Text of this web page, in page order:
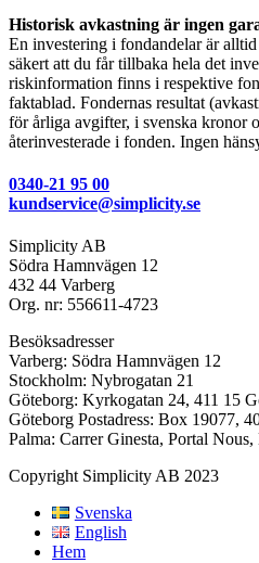
Historisk avkastning är ingen
En investering i fondandelar är
säkert att du får tillbaka hela det
riskinformation finns i respektive
faktablad. Fondernas resultat
för årliga avgifter, i svenska kronor
återinvesterade i fonden. Ingen
0340-21 95 00
kundservice@simplicity.se
Simplicity AB
Södra Hamnvägen 12
432 44 Varberg
Org. nr: 556611-4723
Besöksadresser
Varberg: Södra Hamnvägen 12
Stockholm: Nybrogatan 21
Göteborg: Kyrkogatan 24, 411 15
Göteborg Postadress: Box 19077,
Palma: Carrer Ginesta, Portal
Copyright Simplicity AB 2023
Svenska
English
Hem